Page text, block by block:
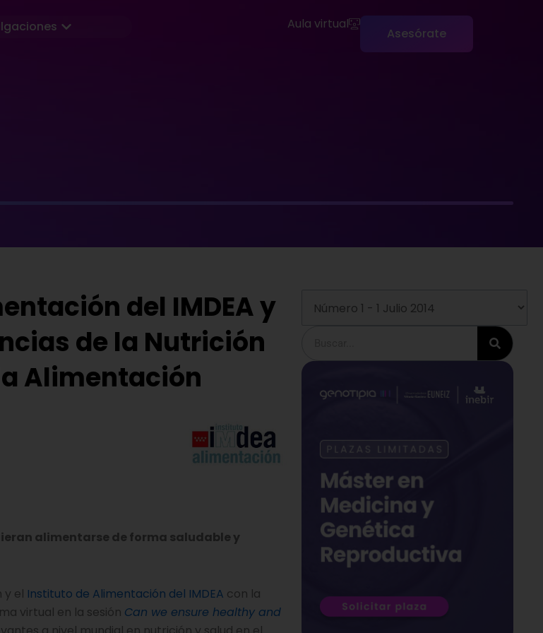
Abrir Divulgaciones Aula virtual
Asesórate
del IMDEA y
de la Nutrición
Alimentación
alimentarse de forma saludable y
y el Instituto de Alimentación del IMDEA con la
virtual en la sesión Can we ensure healthy and